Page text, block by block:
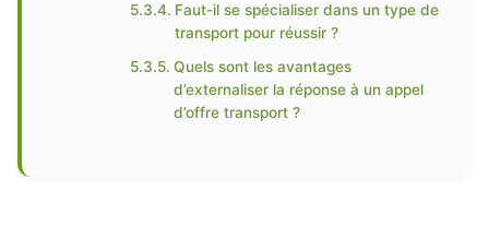
Faut-il se spécialiser dans un type de
transport pour réussir ?
Quels sont les avantages
d’externaliser la réponse à un appel
d’offre transport ?